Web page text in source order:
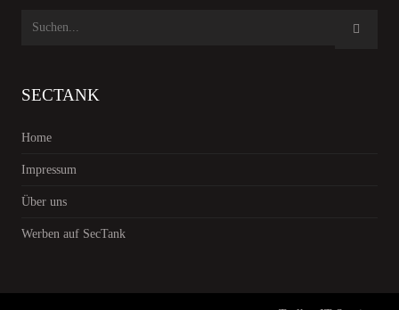
SECTANK
Home
Impressum
Über uns
Werben auf SecTank